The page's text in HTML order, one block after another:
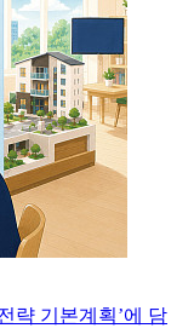
략 기본계획’에 담